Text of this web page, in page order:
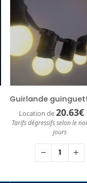
Location de20.63€
Tarifs dégressifs selon le
jours